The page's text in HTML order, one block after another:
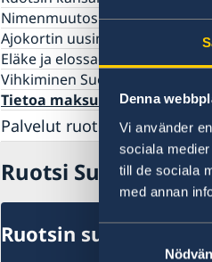
Denna
Vi använder
sociala
till de sociala
med annan
Valmiin passin/kansallisen
noutaminen
Väliaikainen passi
Nimenmuutos
Ajokortin uusiminen
Eläke ja elossaolotodistus
Vihkiminen Suomessa
Tietoa maksuista
Palvelut ruotsalaisille
Business Sweden Suomessa
Ruotsi Suomessa
Ruotsin suurlähetystö